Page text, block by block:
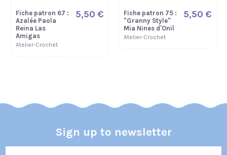
Fiche patron 67 :
Azalée Paola
Reina Las
Amigas
Atelier-Crochet
5,50 €
Fiche patron 75 :
"Granny Style"
Mia Nines d'Onil
Atelier-Crochet
5,50 €
Sign up to newsletter